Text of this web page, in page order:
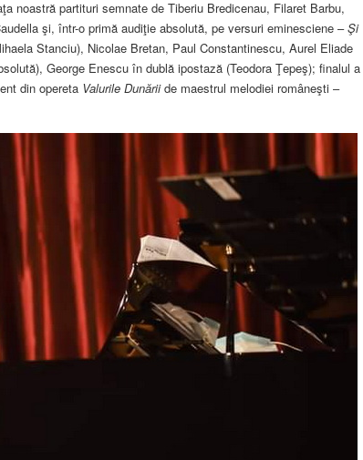
noastră partituri semnate de Tiberiu Bredicenau, Filaret Barbu,
şi, într-o primă audiţie absolută, pe versuri eminesciene –Şi
Stanciu), Nicolae Bretan, Paul Constantinescu, Aurel Eliade
George Enescu în dublă ipostază (Teodora Ţepeş); finalul a
din opereta Valurile Dunăriide maestrul melodiei româneşti –